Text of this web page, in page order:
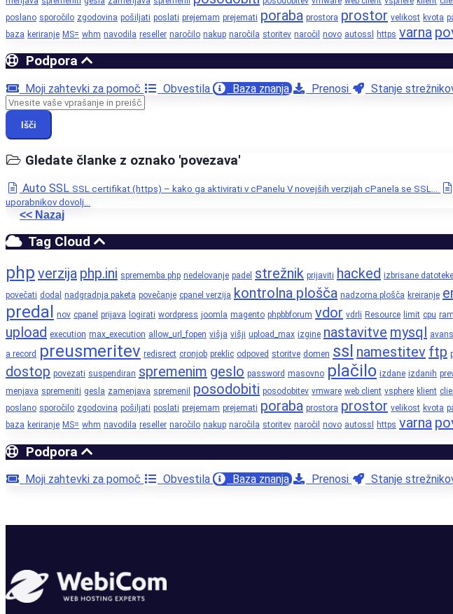
poslano sporočilo zgodovina pošiljati poslati prejemam prejemati poraba prostora prostor velikost kvota
baza keriranje MS= whm navodila reseller naročilo nakup naročila storitev naročil novo autossl https varna
Podpora
Moji zahtevki za pomoč Obvestila Baza znanja Prenosi Stanje
Išči
Gledate članke z oznako 'povezava'
Auto SSL SSL certifikat (https) – kako ga aktivirati v cPanelu V novejših verzijah cPanela se SSL...
uporabnikov dovolj...
<< Nazaj
Tag Cloud
php verzija php.ini sprememba php nedelovanje padel strežnik prijaviti hacked izbrisane datoteke
povečati dodal nadgradnja paketa povečanje cpanel verzija kontrolna plošča nadzorna plošča kreiranje
predal nov cpanel prijava logirati wordpress joomla magento phpbbforum vdor vdrli Resource limit cpu ram
upload execution max_execution allow_url_fopen višja višji upload_max izgine nastavitve mysql avans
a record preusmeritev redisrect cronjob preklic odpoved storitve domen ssl namestitev ftp
dostop povezati suspendiran spremenim geslo password masovno plačilo izdane izdanih
menjava spremeniti gesla zamenjava spremenil posodobiti posodobitev vmware web client vsphere klient
poslano sporočilo zgodovina pošiljati poslati prejemam prejemati poraba prostora prostor velikost kvota
baza keriranje MS= whm navodila reseller naročilo nakup naročila storitev naročil novo autossl https varna
Podpora
Moji zahtevki za pomoč Obvestila Baza znanja Prenosi Stanje